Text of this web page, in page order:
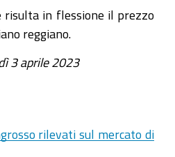
in flessione il prezzo
reggiano.
3 aprile 2023
rilevati sul mercato di